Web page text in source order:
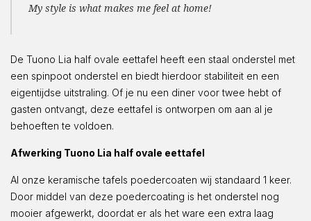
My style is what makes me feel at home!
De Tuono Lia half ovale eettafel heeft een staal onderstel met
een spinpoot onderstel en biedt hierdoor stabiliteit en een
eigentijdse uitstraling. Of je nu een diner voor twee hebt of
gasten ontvangt, deze eettafel is ontworpen om aan al je
behoeften te voldoen.
Afwerking Tuono Lia half ovale eettafel
Al onze keramische tafels poedercoaten wij standaard 1 keer.
Door middel van deze poedercoating is het onderstel nog
mooier afgewerkt, doordat er als het ware een extra laag